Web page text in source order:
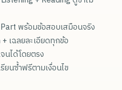
พร้อมข้อสอบเสมือนจริง
เฉลยละเอียดทุกข้อ
นได้โดยตรง
ยนซ้ำฟรีตามเงื่อนไข